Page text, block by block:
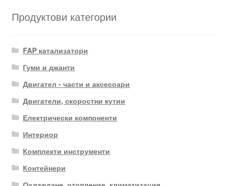
Продуктови категории
FAP катализатори
Гуми и джанти
Двигател - части и аксесоари
Двигатели, скоростни кутии
Електрически компоненти
Интериор
Комплекти инструменти
Контейнери